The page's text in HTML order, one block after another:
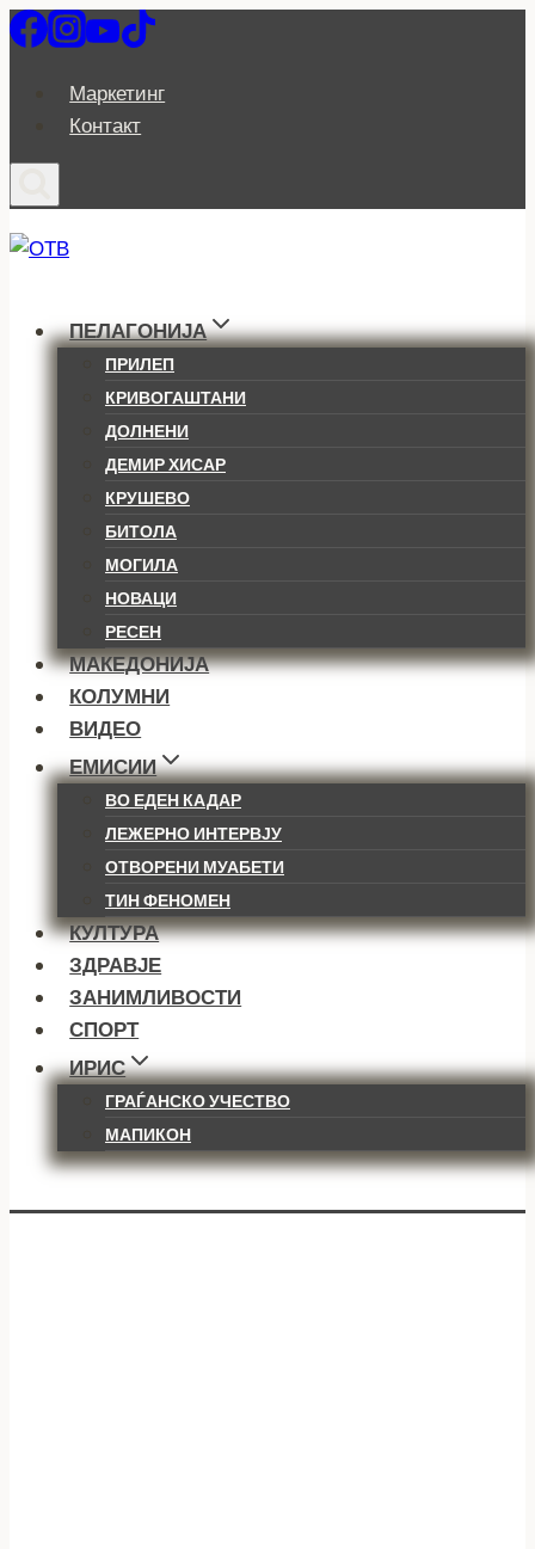
Skip
to
contentМаркетинг
Контакт
ПЕЛАГОНИЈА
ПРИЛЕП
КРИВОГАШТАНИ
ДОЛНЕНИ
ДЕМИР ХИСАР
КРУШЕВО
БИТОЛА
МОГИЛА
НОВАЦИ
РЕСЕН
МАКЕДОНИЈА
КОЛУМНИ
ВИДЕО
ЕМИСИИ
ВО ЕДЕН КАДАР
ЛЕЖЕРНО ИНТЕРВЈУ
ОТВОРЕНИ МУАБЕТИ
ТИН ФЕНОМЕН
КУЛТУРА
ЗДРАВЈЕ
ЗАНИМЛИВОСТИ
СПОРТ
ИРИС
ГРАЃАНСКО УЧЕСТВО
МАПИКОН